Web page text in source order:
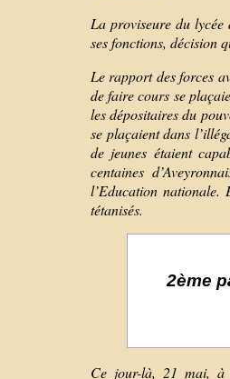
La proviseure du lycée
ses fonctions, décision
Le rapport des forces
de faire cours se
les dépositaires du
se plaçaient dans
de jeunes étaient
centaines
l’Education nationale.
tétanisés.
2ème
Ce jour-là, 21 mai, à